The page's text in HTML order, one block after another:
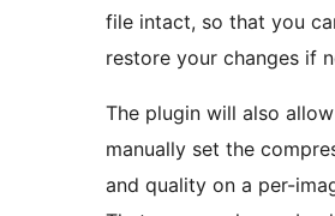
file intact, so that you
restore your changes if
The plugin will also
manually set the
and quality on a per-